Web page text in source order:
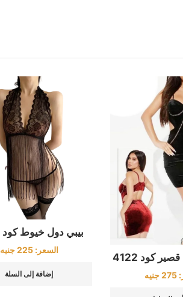
كود 4122
275جنيه
بيبي دول خيوط كود 1003
السعر:225 جنيه
إضافة إلى السلة